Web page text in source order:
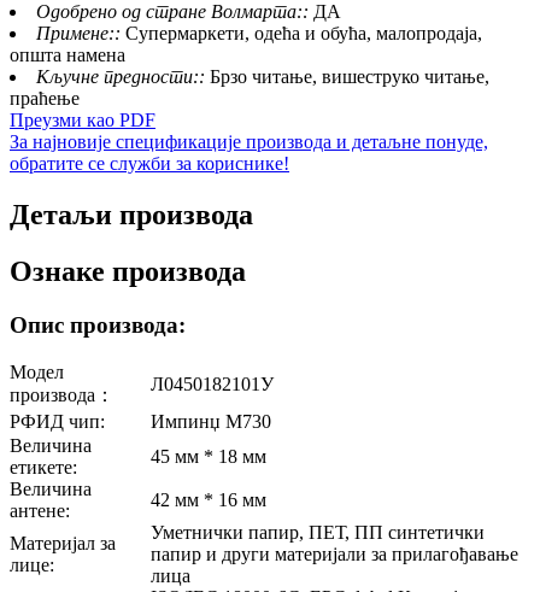
Одобрено од стране Волмарта:: ДА
Примене:: Супермаркети, одећа и обућа, малопродаја,
општа намена
Кључне предности:: Брзо читање, вишеструко читање,
праћење
Преузми као PDF
За најновије спецификације производа и детаљне понуде,
обратите се служби за кориснике!
Детаљи производа
Ознаке производа
Опис производа:
Модел
производа：
Л0450182101У
РФИД чип:
Импинџ М730
Величина
етикете:
45 мм * 18 мм
Величина
антене:
42 мм * 16 мм
Материјал за
лице:
Уметнички папир, ПЕТ, ПП синтетички
папир и други материјали за прилагођавање
лица